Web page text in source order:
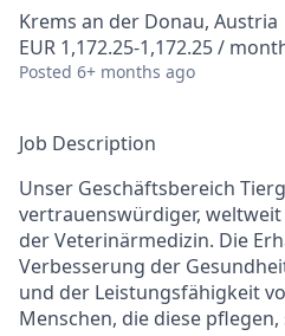
Krems an der Donau, Austria
EUR 1,172.25-1,172.25 /
Posted 6+ months ago
Job Description
Unser Geschäftsbereich
vertrauenswürdiger,
der Veterinärmedizin. Die
Verbesserung der
und der Leistungsfähigkeit
Menschen, die diese